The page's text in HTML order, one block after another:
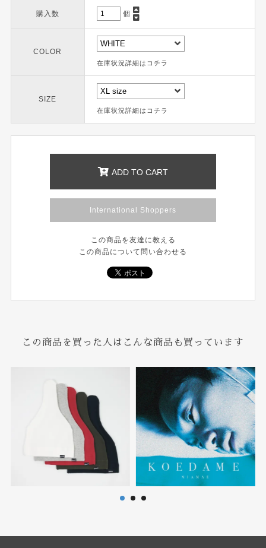
購入数 個
COLOR
在庫状況詳細はコチラ
SIZE
在庫状況詳細はコチラ
ADD TO CART
International Shoppers
この商品を友達に教える
この商品について問い合わせる
この商品を買った人はこんな商品も買っています